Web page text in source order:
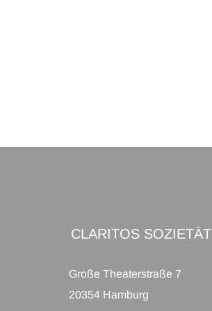
CLARITOS SOZIETÄT
Große Theaterstraße 7
20354 Hamburg